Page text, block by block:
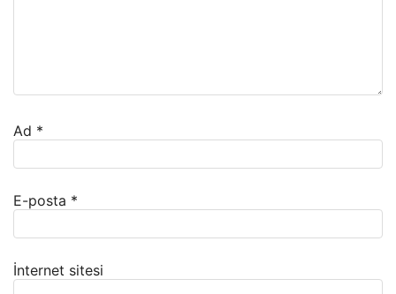
Ad *
E-posta *
İnternet sitesi